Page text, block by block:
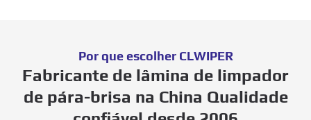
Por que escolher CLWIPER
Fabricante de lâmina de limpador
de pára-brisa na China Qualidade